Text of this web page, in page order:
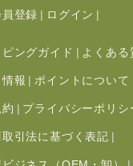
登録 ログイン
ングガイド よくある
報 ポイントについて
プライバシーポリシ
引法に基づく表記